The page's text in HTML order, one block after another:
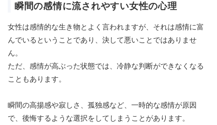
瞬間の感情に流されやすい女性の心理
女性は感情的な生き物とよく言われますが、それは感情に富
んでいるということであり、決して悪いことではありませ
ん。
ただ、感情が高ぶった状態では、冷静な判断ができなくなる
こともあります。
瞬間の高揚感や寂しさ、孤独感など、一時的な感情が原因
で、後悔するような選択をしてしまうことがあります。